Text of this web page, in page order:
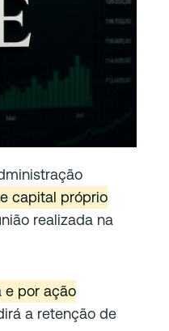
capital próprio
realizada na
e por ação
a retenção de